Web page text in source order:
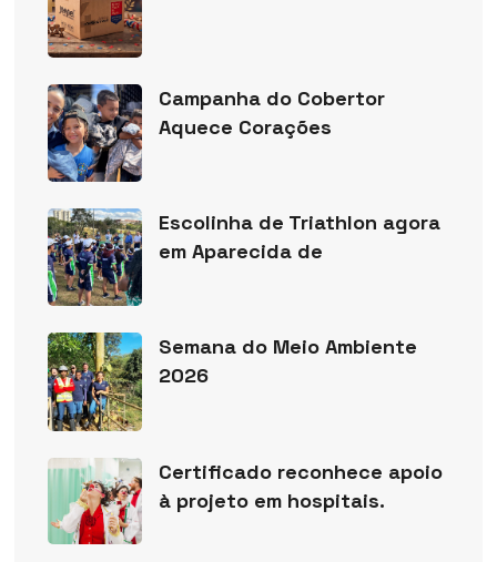
Campanha do Cobertor
Aquece Corações
Escolinha de Triathlon agora
em Aparecida de
Semana do Meio Ambiente
2026
Certificado reconhece apoio
à projeto em hospitais.